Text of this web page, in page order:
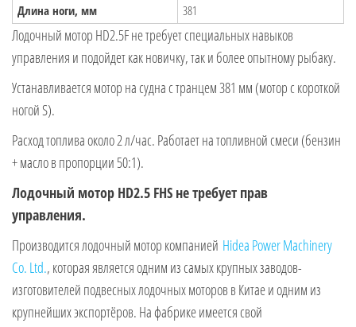
Длина ноги, мм
381
Лодочный мотор HD2.5F не требует специальных навыков
управления и подойдет как новичку, так и более опытному рыбаку.
Устанавливается мотор на судна с транцем 381 мм (мотор с короткой
ногой S).
Расход топлива около 2 л/час. Работает на топливной смеси (бензин
+ масло в пропорции 50:1).
Лодочный мотор HD2.5 FHS не требует прав
управления.
Производится лодочный мотор компанией Hidea Power Machinery
Co. Ltd., которая является одним из самых крупных заводов-
изготовителей подвесных лодочных моторов в Китае и одним из
крупнейших экспортёров. На фабрике имеется свой